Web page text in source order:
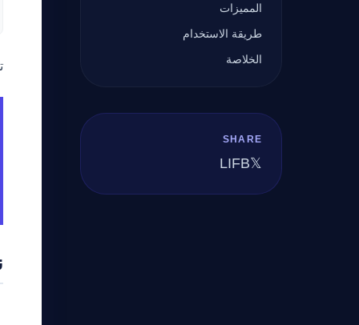
المميزات
طريقة الاستخدام
الخلاصة
SHARE
𝕏
FB
LI